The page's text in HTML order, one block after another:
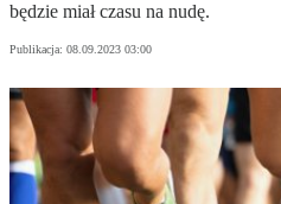
będzie miał czasu na nudę.
Publikacja: 08.09.2023 03:00